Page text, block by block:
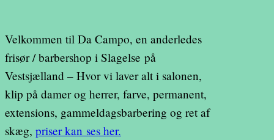
Velkommen til Da Campo, en anderledes
frisør / barbershop i Slagelse på
Vestsjælland – Hvor vi laver alt i salonen,
klip på damer og herrer, farve, permanent,
extensions, gammeldagsbarbering og ret af
skæg, priser kan ses her.